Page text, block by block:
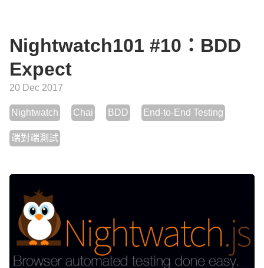
Nightwatch101 #10：BDD
Expect
20 Dec 2017
Nightwatch Chai BDD End-to-End Testing
端對端測試